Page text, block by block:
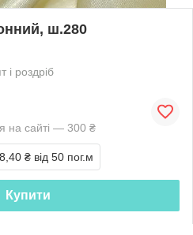
ш.280
і роздріб
на сайті — 300 ₴
₴ від 50 пог.м
Купити